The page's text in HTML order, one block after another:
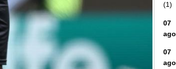
(1)
07
ago
07
ago